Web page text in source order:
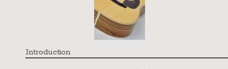
Introduction